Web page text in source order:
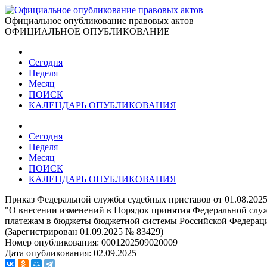
Официальное опубликование правовых актов
ОФИЦИАЛЬНОЕ ОПУБЛИКОВАНИЕ
Сегодня
Неделя
Месяц
ПОИСК
КАЛЕНДАРЬ ОПУБЛИКОВАНИЯ
Сегодня
Неделя
Месяц
ПОИСК
КАЛЕНДАРЬ ОПУБЛИКОВАНИЯ
Приказ Федеральной службы судебных приставов от
"О внесении изменений в Порядок принятия Федеральной
платежам в бюджеты бюджетной системы Российской
(Зарегистрирован 01.09.2025 № 83429)
Номер опубликования: 0001202509020009
Дата опубликования: 02.09.2025